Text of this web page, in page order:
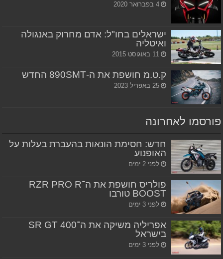
4 בפברואר 2020
ישראלים בחו"ל: אדם מחרוק באנגולה
ואיטליה
11 באוגוסט 2015
ק.ט.מ חושפת את ה-890SMT החדש
25 באפריל 2023
פורסמו לאחרונה
חדש: חסימת הונאות בהעברת בעלות על
האופנוע
לפני 2 ימים
פולריס חושפת את ה־RZR PRO R
BOOST טורבו
לפני 3 ימים
אפריליה משיקה את ה־SR GT 400
בישראל
לפני 3 ימים